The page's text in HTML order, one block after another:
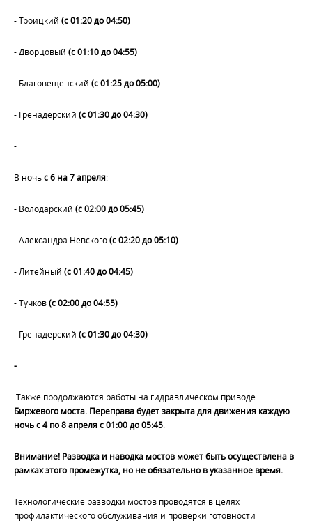
- Троицкий (с 01:20 до 04:50)
- Дворцовый (с 01:10 до 04:55)
- Благовещенский (с 01:25 до 05:00)
- Гренадерский (с 01:30 до 04:30)
-
В ночьс 6 на 7 апреля:
- Володарский (с 02:00 до 05:45)
- Александра Невского(с 02:20 до 05:10)
- Литейный (с 01:40 до 04:45)
- Тучков(с 02:00 до 04:55)
- Гренадерский (с 01:30 до 04:30)
-
Также продолжаются работы на гидравлическом приводе
Биржевого моста. Переправа будет закрыта для движения каждую
ночь с 4 по 8 апреля с 01:00 до 05:45
Внимание! Разводка и наводка мостов может быть осуществлена в
рамках этого промежутка, но не обязательно в указанное время.
Технологические разводки мостов проводятся в целях
профилактического обслуживания и проверки готовности